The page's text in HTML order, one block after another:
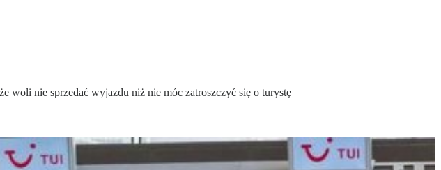
woli nie sprzedać wyjazdu niż nie móc zatroszczyć się o turystę